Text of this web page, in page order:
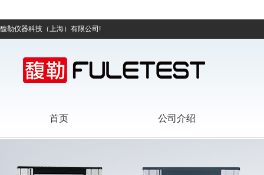
馥勒仪器科技（上海）有限公司!
首页 公司介绍